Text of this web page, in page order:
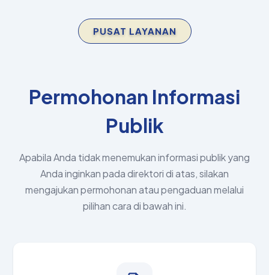
PUSAT LAYANAN
Permohonan Informasi
Publik
Apabila Anda tidak menemukan informasi publik yang
Anda inginkan pada direktori di atas, silakan
mengajukan permohonan atau pengaduan melalui
pilihan cara di bawah ini.